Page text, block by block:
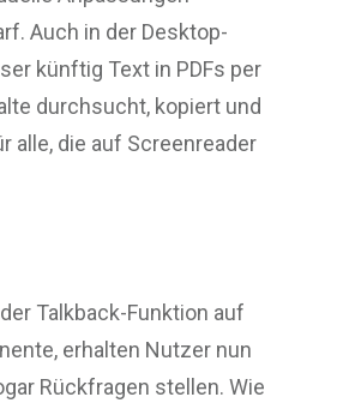
Auch in der Desktop-
künftig Text in PDFs per
durchsucht, kopiert und
alle, die auf Screenreader
Talkback-Funktion auf
erhalten Nutzer nun
Rückfragen stellen. Wie